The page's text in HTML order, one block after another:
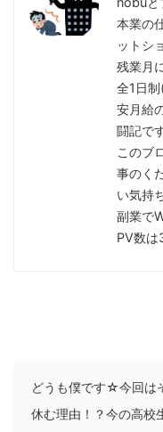
本業の
ットシ
残業月
全1日
安月給
闘記で
このブ
事のく
い気持
副業で
PV数
どうも僕です☆今回は
休む理由！？今の高校